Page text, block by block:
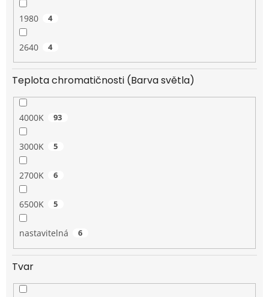
1980 4
2640 4
Teplota chromatičnosti (Barva světla)
4000K 93
3000K 5
2700K 6
6500K 5
nastavitelná 6
Tvar